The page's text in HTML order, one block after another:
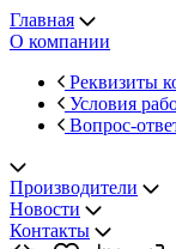
Главная
О компании
Реквизиты
Условия
Вопрос-
Производители
Новости
Контакты